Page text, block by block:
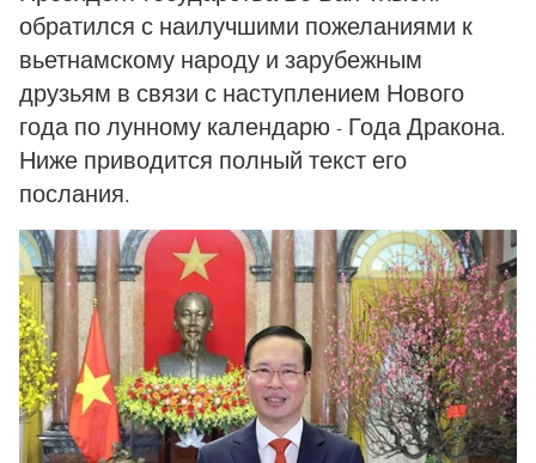
обратился с наилучшими пожеланиями к
вьетнамскому народу и зарубежным
друзьям в связи с наступлением Нового
года по лунному календарю - Года Дракона.
Ниже приводится полный текст его
послания.